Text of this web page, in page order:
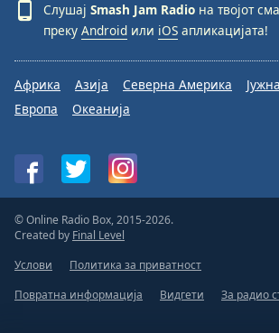
Слушај Smash Jam Radio на твојот
преку Android или iOS апликацијата!
Африка Азија Северна Америка
Европа
Океанија
© Online Radio Box, 2015-2026.
Created by Final Level
Услови
Политика за приватност
Повратна информација
Видгети За радио